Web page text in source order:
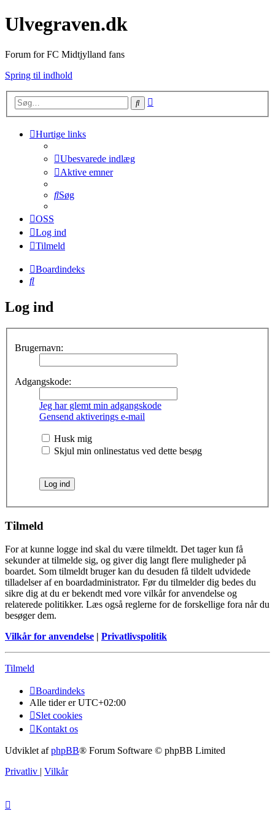
Ulvegraven.dk
Forum for FC Midtjylland fans
Spring til indhold
Søg
Hurtige links
Ubesvarede indlæg
Aktive emner
Søg
OSS
Log ind
Tilmeld
Boardindeks
Søg
Log ind
Brugernavn:
Adgangskode:
Jeg har glemt min adgangskode
Gensend aktiverings e-mail
Husk mig
Skjul min onlinestatus ved dette besøg
Tilmeld
For at kunne logge ind skal du være tilmeldt. Det tager kun få
sekunder at tilmelde sig, og giver dig langt flere muligheder på
boardet. Som tilmeldt bruger kan du desuden få tildelt udvidede
tilladelser af en boardadministrator. Før du tilmelder dig bedes du
sikre dig at du er bekendt med vore vilkår for anvendelse og
relaterede politikker. Læs også reglerne for de forskellige fora når du
besøger dem.
Vilkår for anvendelse | Privatlivspolitik
Tilmeld
Boardindeks
Alle tider erUTC+02:00
Slet cookies
Kontakt os
Udviklet afphpBB® Forum Software © phpBB Limited
Privatliv | Vilkår